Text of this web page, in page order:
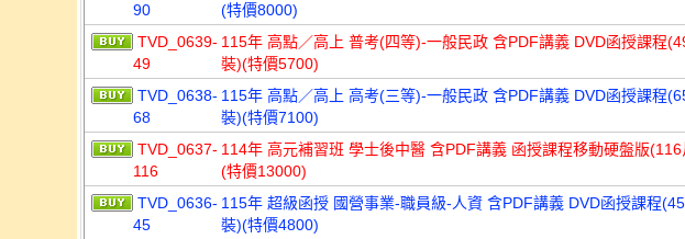
90
(特價8000)
TVD_0639-
49
115年 高點／高上 普考(四等)-一般民政 含PDF講義 DVD函授課程
裝)(特價5700)
TVD_0638-
68
115年 高點／高上 高考(三等)-一般民政 含PDF講義 DVD函授課程
裝)(特價7100)
TVD_0637-
116
114年 高元補習班 學士後中醫 含PDF講義 函授課程移動硬盤版(116
(特價13000)
TVD_0636-
45
115年 超級函授 國營事業-職員級-人資 含PDF講義 DVD函授課程(45
裝)(特價4800)